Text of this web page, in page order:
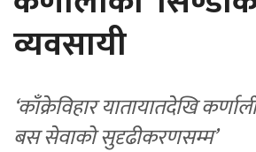
व्यवसायी
‘काँक्रेविहार यातायातदेखि
बस सेवाको सुदृढीकरणसम्म’